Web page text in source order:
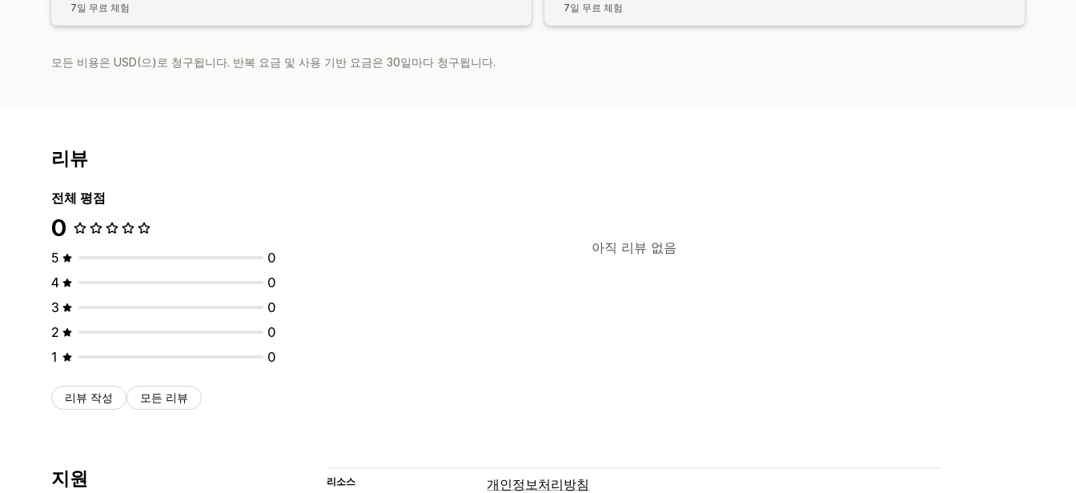
7일 무료 체험 7일 무료 체험
모든 비용은 USD(으)로 청구됩니다. 반복 요금 및 사용 기반 요금은 30일마다 청구됩니다.
리뷰
전체 평점
0
5
0
4
0
3
0
2
0
1
0
리뷰 작성 모든 리뷰
아직 리뷰 없음
지원 리소스
개인정보처리방침